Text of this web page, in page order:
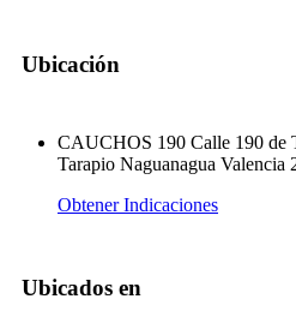
Ubicación
CAUCHOS 190 Calle 190 de
Tarapio Naguanagua Valencia
Obtener Indicaciones
Ubicados en